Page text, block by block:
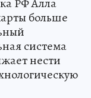
РФ Алла
больше
система
нести